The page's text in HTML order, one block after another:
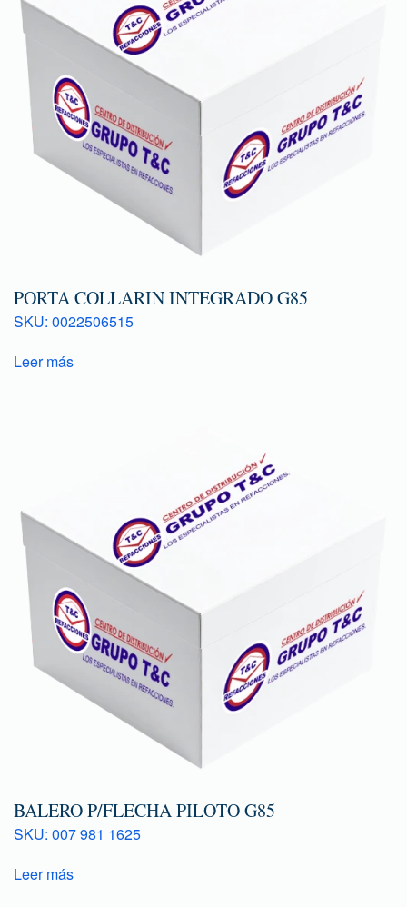
PORTA COLLARIN INTEGRADO G85
SKU: 0022506515
Leer más
BALERO P/FLECHA PILOTO G85
SKU: 007 981 1625
Leer más